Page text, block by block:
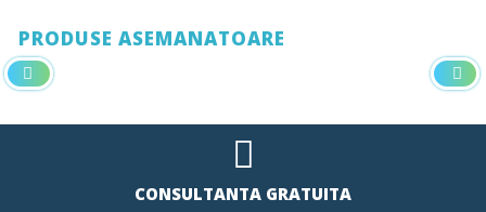
PRODUSE ASEMANATOARE
CONSULTANTA GRATUITA